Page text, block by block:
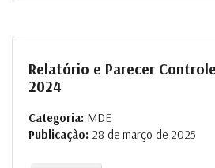
Relatório e Parecer
2024
Categoria: MDE
Publicação: 28 de março de 2025